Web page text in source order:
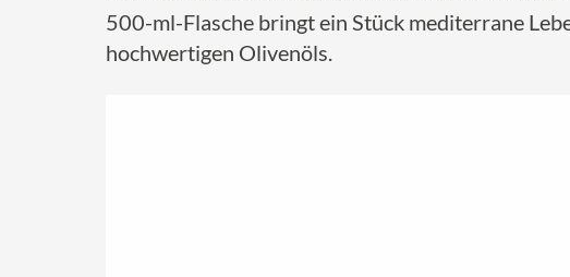
500-ml-Flasche bringt ein Stück mediterrane
hochwertigen Olivenöls.